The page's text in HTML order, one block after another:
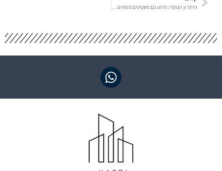
היתרון הנוסף: מדוע גם משקיעים מנוסים זקוקים לליווי בוטיק